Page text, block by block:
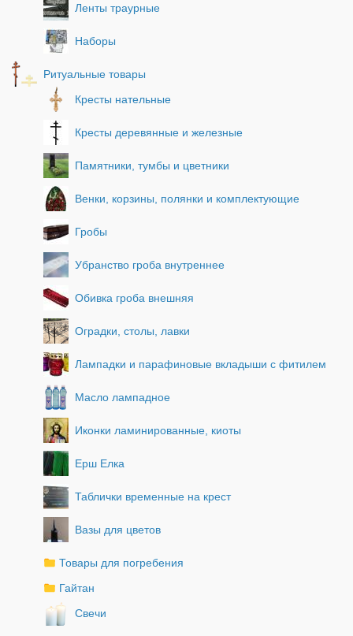
Ленты траурные
Наборы
Ритуальные товары
Кресты нательные
Кресты деревянные и железные
Памятники, тумбы и цветники
Венки, корзины, полянки и комплектующие
Гробы
Убранство гроба внутреннее
Обивка гроба внешняя
Оградки, столы, лавки
Лампадки и парафиновые вкладыши с фитилем
Масло лампадное
Иконки ламинированные, киоты
Ерш Елка
Таблички временные на крест
Вазы для цветов
Товары для погребения
Гайтан
Свечи